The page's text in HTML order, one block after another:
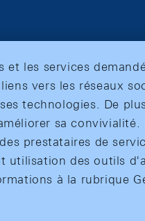
les services
vers les réseaux
technologies. De
sa convivialité.
prestataires de
utilisation des outils
à la rubrique